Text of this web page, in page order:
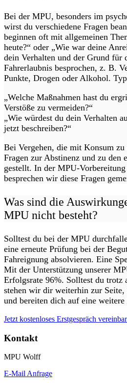
Bei der MPU, besonders im
wirst du verschiedene Fragen
beginnen oft mit allgemeinen
heute?“ oder „Wie war deine
dein Verhalten und der Grund für
Fahrerlaubnis besprochen, z. B.
Punkte, Drogen oder Alkohol.
„Welche Maßnahmen hast du
Verstöße zu vermeiden?“
„Wie würdest du dein Verhalten
jetzt beschreiben?“
Bei Vergehen, die mit Konsum zu
Fragen zur Abstinenz und zu den
gestellt. In der MPU-
besprechen wir diese Fragen
Was sind die
MPU nicht besteht?
Solltest du bei der MPU
eine erneute Prüfung bei der
Fahreignung absolvieren. Eine
Mit der Unterstützung unserer
Erfolgsrate 96%. Solltest du trotz
stehen wir dir weiterhin zur Seite,
und bereiten dich auf eine
Jetzt kostenloses Erstgespräch
Kontakt
MPU Wolff
E-Mail Anfrage